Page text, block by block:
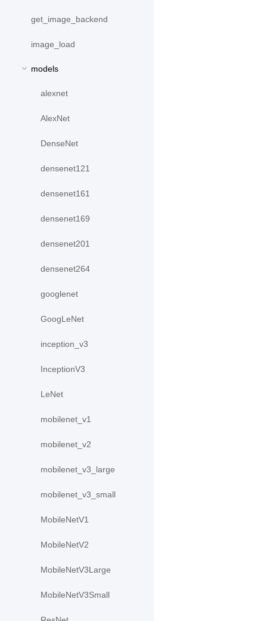
get_image_backend
image_load
models
alexnet
AlexNet
DenseNet
densenet121
densenet161
densenet169
densenet201
densenet264
googlenet
GoogLeNet
inception_v3
InceptionV3
LeNet
mobilenet_v1
mobilenet_v2
mobilenet_v3_large
mobilenet_v3_small
MobileNetV1
MobileNetV2
MobileNetV3Large
MobileNetV3Small